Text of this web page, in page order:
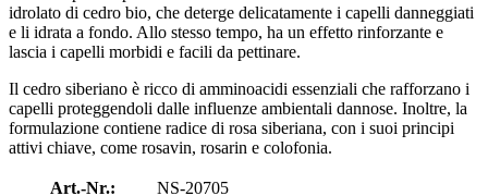
idrolato di cedro bio, che deterge delicatamente i capelli danneggiati
e li idrata a fondo. Allo stesso tempo, ha un effetto rinforzante e
lascia i capelli morbidi e facili da pettinare.
Il cedro siberiano è ricco di amminoacidi essenziali che rafforzano i
capelli proteggendoli dalle influenze ambientali dannose. Inoltre, la
formulazione contiene radice di rosa siberiana, con i suoi principi
attivi chiave, come rosavin, rosarin e colofonia.
Art.-Nr.:
NS-20705